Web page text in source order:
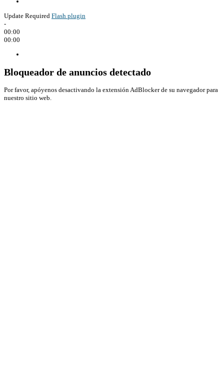
Update Required Flash plugin
-
00:00
00:00
Bloqueador de anuncios detectado
Por favor, apóyenos desactivando la extensión AdBlocker de su navegador para
nuestro sitio web.